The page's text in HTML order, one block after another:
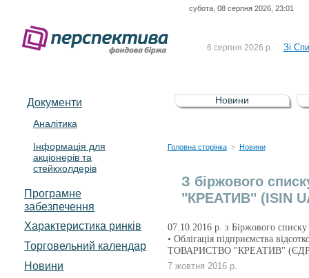
субота, 08 серпня 2026, 23:01
6 серпня 2026 р. Зі
5 серпня 2026 р.
Зі
UA4000232607)
4 серпня 2026 р.
Документи
Аналітика
Інформація для
акціонерів та
стейкхолдерів
Програмне
забезпечення
Характеристика pинків
Торговельний календар
Новини
Новини
Головна сторінка > Новини
З біржового
"КРЕАТИВ" (ISIN
07.10.2016 р. з Біржового
• Облігація підприємства
ТОВАРИСТВО "КРЕАТИВ"
7 жовтня 2016 р.